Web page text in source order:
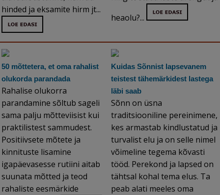
hinded ja eksamite hirm jt...
heaolu?...
50 mõttetera, et oma rahalist
olukorda parandada
Rahalise olukorra
parandamine sõltub sageli
sama palju mõtteviisist kui
praktilistest sammudest.
Positiivsete mõtete ja
kinnituste lisamine
igapäevasesse rutiini aitab
suunata mõtted ja teod
rahaliste eesmärkide
Kuidas Sõnnist lapsevanem
teistest tähemärkidest lastega
läbi saab
Sõnn on üsna
traditsiooniline pereinimene,
kes armastab kindlustatud ja
turvalist elu ja on selle nimel
võimeline tegema kõvasti
tööd. Perekond ja lapsed on
tähtsal kohal tema elus. Ta
peab alati meeles oma